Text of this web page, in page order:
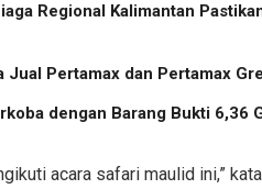
Regional Kalimantan
Jual Pertamax dan Pertamax
dengan Barang Bukti 6,36
acara safari maulid ini,”